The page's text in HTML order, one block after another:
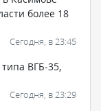
более 18
Сегодня, в 23:45
ВГБ-35,
Сегодня, в 23:29